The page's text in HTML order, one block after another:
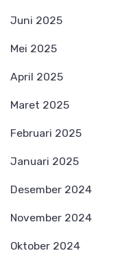
Juni 2025
Mei 2025
April 2025
Maret 2025
Februari 2025
Januari 2025
Desember 2024
November 2024
Oktober 2024